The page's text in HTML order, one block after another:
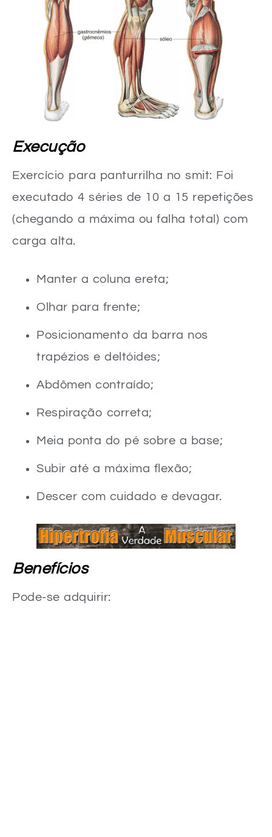
Execução
Exercício para panturrilha no smit: Foi
executado 4 séries de 10 a 15 repetições
(chegando a máxima ou falha total) com
carga alta.
Manter a coluna ereta;
Olhar para frente;
Posicionamento da barra nos
trapézios e deltóides;
Abdômen contraído;
Respiração correta;
Meia ponta do pé sobre a base;
Subir até a máxima flexão;
Descer com cuidado e devagar.
Benefícios
Pode-se adquirir: